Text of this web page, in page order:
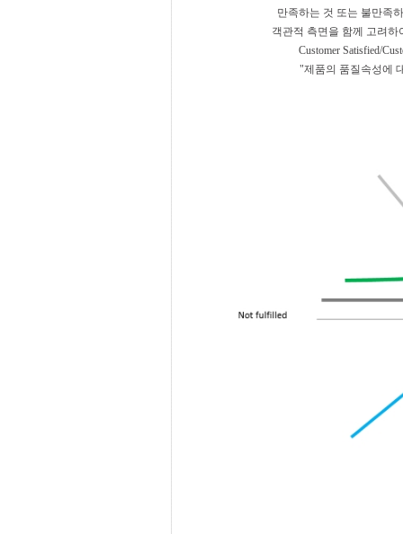
만족하는 것 또는 불만족
객관적 측면을 함께 고려하
Customer Satisfied/
"제품의 품질속성에